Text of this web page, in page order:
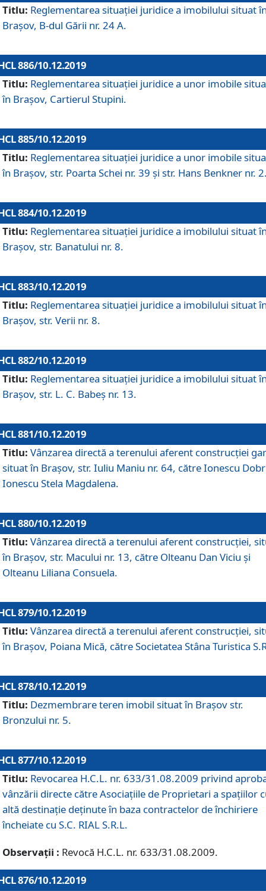
Titlu: Reglementarea situației juridice a imobilului situat
Brașov, B-dul Gării nr. 24 A.
886/10.12.2019
Titlu: Reglementarea situaţiei juridice a unor imobile
în Braşov, Cartierul Stupini.
885/10.12.2019
Titlu: Reglementarea situației juridice a unor imobile
în Brașov, str. Poarta Schei nr. 39 și str. Hans Benkner nr.
884/10.12.2019
Titlu: Reglementarea situației juridice a imobilului situat
Brașov, str. Banatului nr. 8.
883/10.12.2019
Titlu: Reglementarea situației juridice a imobilului situat
Brașov, str. Verii nr. 8.
882/10.12.2019
Titlu: Reglementarea situației juridice a imobilului situat
Brașov, str. L. C. Babeș nr. 13.
881/10.12.2019
Titlu: Vânzarea directă a terenului aferent construcției
situat în Brașov, str. Iuliu Maniu nr. 64, către Ionescu
Ionescu Stela Magdalena.
880/10.12.2019
Titlu: Vânzarea directă a terenului aferent construcției,
în Brașov, str. Macului nr. 13, către Olteanu Dan Viciu și
Olteanu Liliana Consuela.
879/10.12.2019
Titlu: Vânzarea directă a terenului aferent construcției,
în Brașov, Poiana Mică, către Societatea Stâna Turistica
878/10.12.2019
Titlu: Dezmembrare teren imobil situat în Brașov str.
Bronzului nr. 5.
877/10.12.2019
Titlu: Revocarea H.C.L. nr. 633/31.08.2009 privind
vânzării directe către Asociațiile de Proprietari a spațiilor
altă destinație deținute în baza contractelor de închiriere
încheiate cu S.C. RIAL S.R.L.
Observații : Revocă H.C.L. nr. 633/31.08.2009.
876/10.12.2019